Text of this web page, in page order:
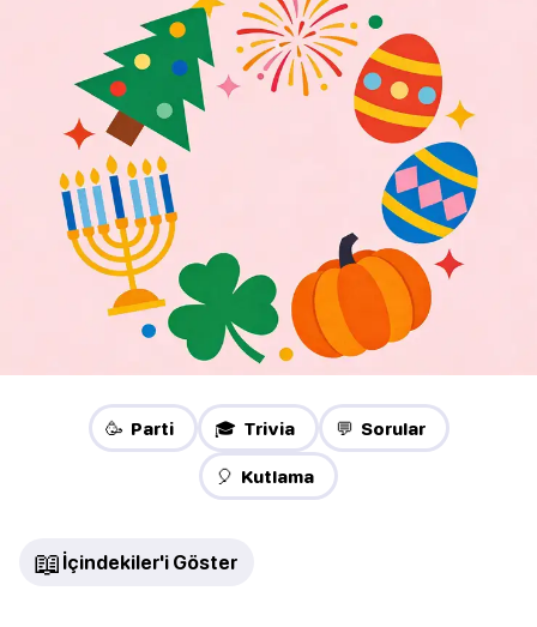
🥳 Parti 🎓 Trivia 💬 Sorular
🎈 Kutlama
📖 İçindekiler'i Göster